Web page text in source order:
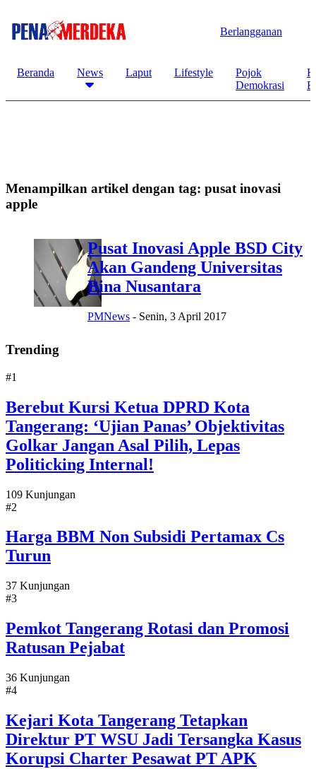
Berlangganan
Beranda News Laput Lifestyle
Pojok
Demokrasi
Menampilkan artikel dengan tag: pusat inovasi
apple
Pusat Inovasi Apple BSD City
Akan Gandeng Universitas
Bina Nusantara
PMNews - Senin, 3 April 2017
Trending
#1
Berebut Kursi Ketua DPRD Kota
Tangerang: ‘Ujian Panas’ Objektivitas
Golkar Jangan Asal Pilih, Lepas
Politicking Internal!
109 Kunjungan
#2
Harga BBM Non Subsidi Pertamax Cs
Turun
37 Kunjungan
#3
Pemkot Tangerang Rotasi dan Promosi
Ratusan Pejabat
36 Kunjungan
#4
Kejari Kota Tangerang Tetapkan
Direktur PT WSU Jadi Tersangka Kasus
Korupsi Charter Pesawat PT APK